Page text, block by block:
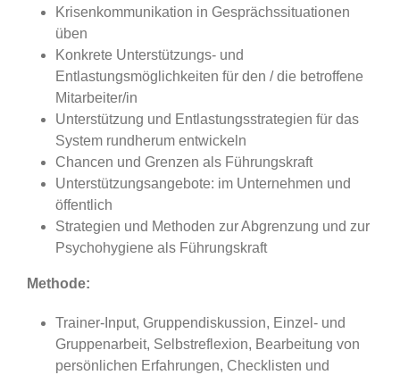
Krisenkommunikation in Gesprächssituationen
üben
Konkrete Unterstützungs- und
Entlastungsmöglichkeiten für den / die betroffene
Mitarbeiter/in
Unterstützung und Entlastungsstrategien für das
System rundherum entwickeln
Chancen und Grenzen als Führungskraft
Unterstützungsangebote: im Unternehmen und
öffentlich
Strategien und Methoden zur Abgrenzung und zur
Psychohygiene als Führungskraft
Methode:
Trainer-Input, Gruppendiskussion, Einzel- und
Gruppenarbeit, Selbstreflexion, Bearbeitung von
persönlichen Erfahrungen, Checklisten und